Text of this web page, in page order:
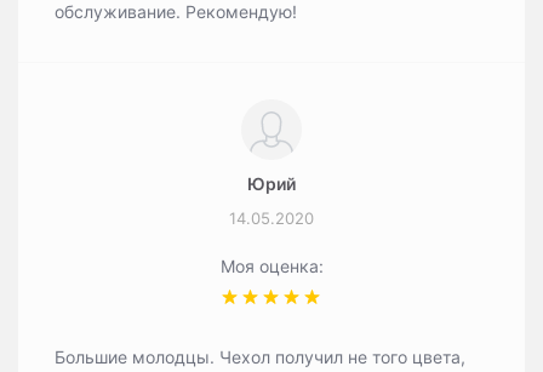
обслуживание. Рекомендую!
Юрий
14.05.2020
Моя оценка:
Большие молодцы. Чехол получил не того цвета,